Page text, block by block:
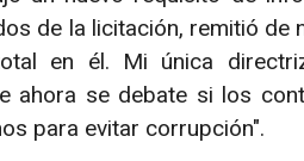
de la licitación, remitió de
en él. Mi única
ahora se debate si los
para evitar corrupción".